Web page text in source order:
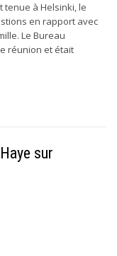
à Helsinki, le
en rapport avec
Le Bureau
réunion et était
sur